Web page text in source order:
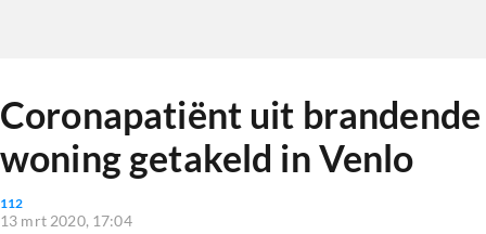
Coronapatiënt uit brandende
woning getakeld in Venlo
112
13 mrt 2020, 17:04